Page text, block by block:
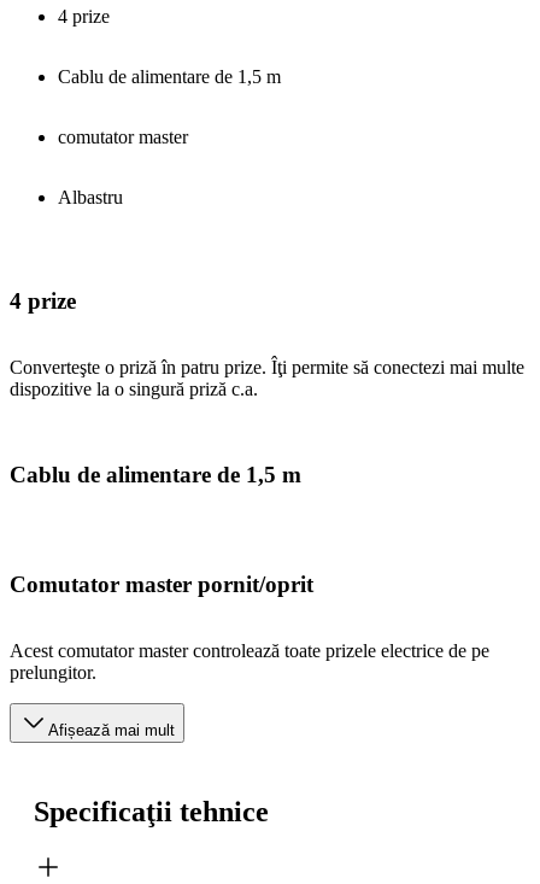
4 prize
Cablu de alimentare de 1,5 m
comutator master
Albastru
4 prize
Converteşte o priză în patru prize. Îţi permite să conectezi mai multe
dispozitive la o singură priză c.a.
Cablu de alimentare de 1,5 m
Comutator master pornit/oprit
Acest comutator master controlează toate prizele electrice de pe
prelungitor.
Afișează mai mult
Specificaţii tehnice